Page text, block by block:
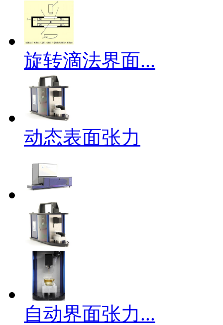
旋转滴法界面...
动态表面张力
自动界面张力...